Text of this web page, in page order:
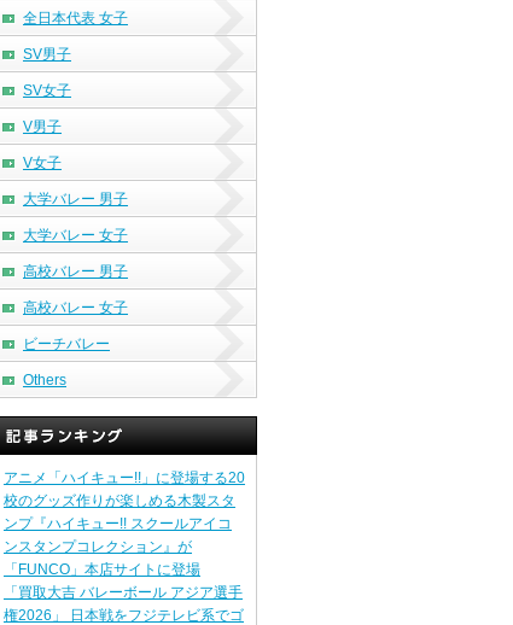
全日本代表 女子
SV男子
SV女子
V男子
V女子
大学バレー 男子
大学バレー 女子
高校バレー 男子
高校バレー 女子
ビーチバレー
Others
アニメ「ハイキュー!!」に登場する20
校のグッズ作りが楽しめる木製スタ
ンプ『ハイキュー!! スクールアイコ
ンスタンプコレクション』が
「FUNCO」本店サイトに登場
「買取大吉 バレーボール アジア選手
権2026」 日本戦をフジテレビ系でゴ